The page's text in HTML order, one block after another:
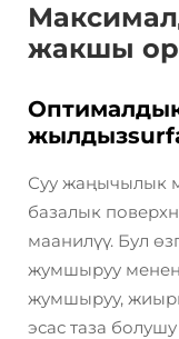
жакшы
Суу жаңычылык
базалык
маанилүү. Бул
жумшыруу менен
жумшыруу,
эсас таза